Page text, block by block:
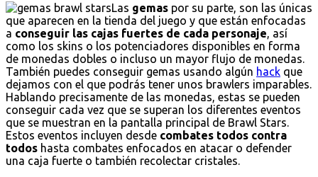
Las gemas por su parte, son las únicas
que aparecen en la tienda del juego y que están enfocadas
a conseguir las cajas fuertes de cada personaje , así
como los skins o los potenciadores disponibles en forma
de monedas dobles o incluso un mayor flujo de monedas.
También puedes conseguir gemas usando algún hack que
dejamos con el que podrás tener unos brawlers imparables.
Hablando precisamente de las monedas, estas se pueden
conseguir cada vez que se superan los diferentes eventos
que se muestran en la pantalla principal de Brawl Stars.
Estos eventos incluyen desde combates todos contra
todos hasta combates enfocados en atacar o defender
una caja fuerte o también recolectar cristales.